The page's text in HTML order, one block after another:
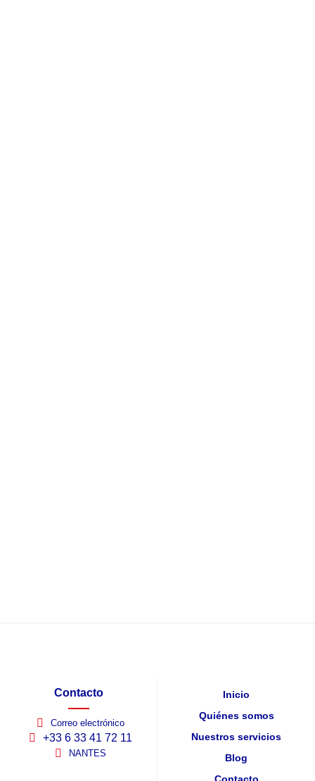
Contacto
Correo electrónico
+33 6 33 41 72 11
NANTES
Inicio
Quiénes somos
Nuestros servicios
Blog